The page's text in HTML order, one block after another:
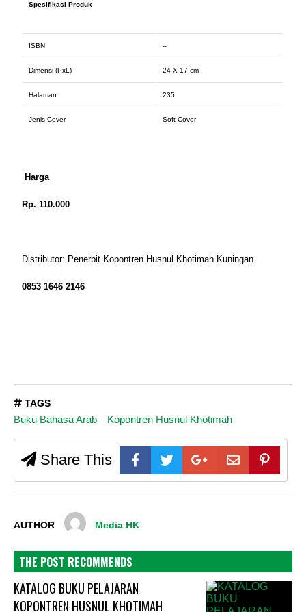
Spesifikasi Produk
ISBN –
Dimensi (PxL) 24 X 17 cm
Halaman 235
Jenis Cover Soft Cover
Harga
Rp. 110.000
Distributor: Penerbit Kopontren Husnul Khotimah Kuningan
0853 1646 2146
TAGS
Buku Bahasa Arab Kopontren Husnul Khotimah
Share This
AUTHOR Media HK
THE POST RECOMMENDS
KATALOG BUKU PELAJARAN
KOPONTREN HUSNUL KHOTIMAH